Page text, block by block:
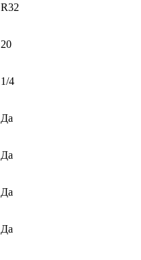
R32
20
1/4
Да
Да
Да
Да